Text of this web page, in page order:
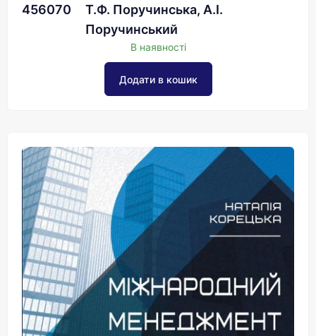
456070
Т.Ф. Поручинська, А.І.
Поручинський
В наявності